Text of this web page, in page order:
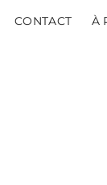
CONTACT À